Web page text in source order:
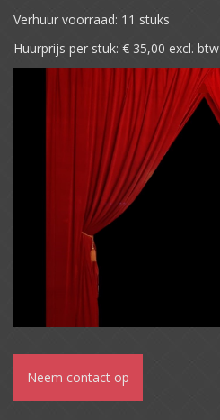
Verhuur voorraad: 11 stuks
Huurprijs per stuk: € 35,00 excl. btw
Neem contact op